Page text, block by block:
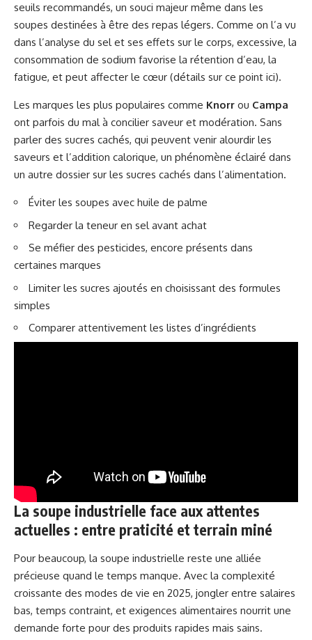
seuils recommandés, un souci majeur même dans les
soupes destinées à être des repas légers. Comme on l’a vu
dans l’analyse du sel et ses effets sur le corps, excessive, la
consommation de sodium favorise la rétention d’eau, la
fatigue, et peut affecter le cœur (détails sur ce point ici).
Les marques les plus populaires comme Knorr ou Campa
ont parfois du mal à concilier saveur et modération. Sans
parler des sucres cachés, qui peuvent venir alourdir les
saveurs et l’addition calorique, un phénomène éclairé dans
un autre dossier sur les sucres cachés dans l’alimentation.
Éviter les soupes avec huile de palme
Regarder la teneur en sel avant achat
Se méfier des pesticides, encore présents dans
certaines marques
Limiter les sucres ajoutés en choisissant des formules
simples
Comparer attentivement les listes d’ingrédients
La soupe industrielle face aux attentes
actuelles : entre praticité et terrain miné
Pour beaucoup, la soupe industrielle reste une alliée
précieuse quand le temps manque. Avec la complexité
croissante des modes de vie en 2025, jongler entre salaires
bas, temps contraint, et exigences alimentaires nourrit une
demande forte pour des produits rapides mais sains.